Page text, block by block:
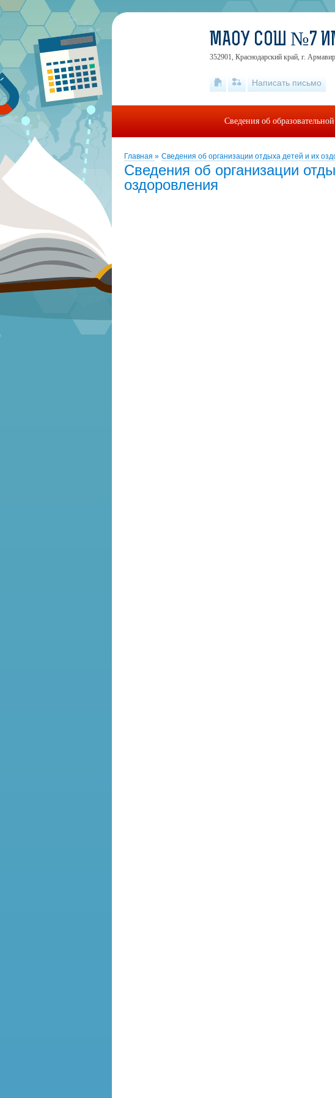
Главная » Сведения об организации отдыха детей и их
Сведения об организации
оздоровления
МАОУ СОШ №7
352901, Краснодарский край, г.
Написать письмо
Сведения об